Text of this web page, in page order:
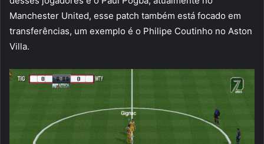
Manchester United, esse patch também está focado em
transferências, um exemplo é o Philipe Coutinho no Aston
Villa.